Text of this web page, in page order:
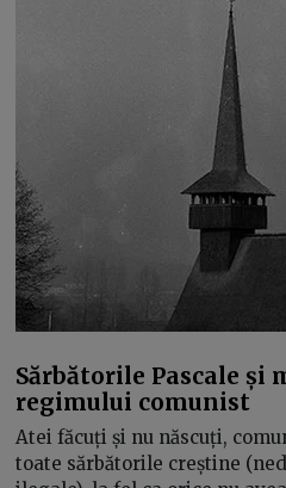
Sărbătorile Pascale și
regimului comunist
Atei făcuți și nu născuți,
toate sărbătorile creștine